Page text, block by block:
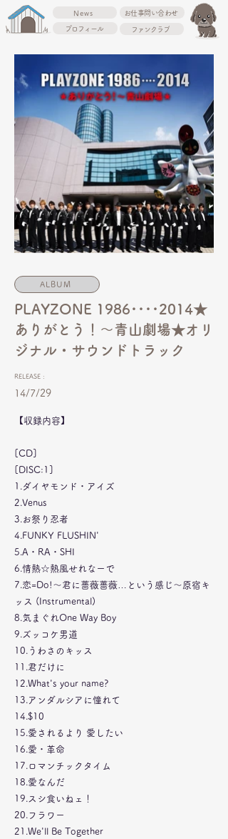
News
プロフィール
お仕事問い合わせ
ファンクラブ
ALBUM
PLAYZONE 1986････2014★
ありがとう！～青山劇場★オリ
ジナル・サウンドトラック
RELEASE :
14/7/29
【収録内容】
[CD]
[DISC:1]
1.ダイヤモンド・アイズ
2.Venus
3.お祭り忍者
4.FUNKY FLUSHIN'
5.A・RA・SHI
6.情熱☆熱風せれなーで
7.恋=Do!～君に薔薇薔薇…という感じ～原宿キ
ッス (Instrumental)
8.気まぐれOne Way Boy
9.ズッコケ男道
10.うわさのキッス
11.君だけに
12.What's your name?
13.アンダルシアに憧れて
14.$10
15.愛されるより 愛したい
16.愛・革命
17.ロマンチックタイム
18.愛なんだ
19.スシ食いねェ！
20.フラワー
21.We'll Be Together